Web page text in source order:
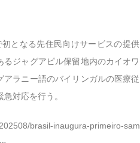
となる先住民向けサービスの提
ジャグアピル保留地内のカイオ
ラニー語のバイリンガルの医療
対応を行う。
brasil-inaugura-primeiro-